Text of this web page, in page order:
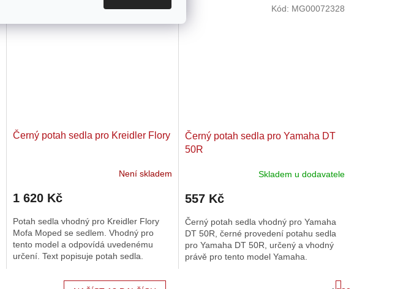
Černý potah sedla pro Kreidler Flory
Není skladem
1 620 Kč
Potah sedla vhodný pro Kreidler Flory
Mofa Moped se sedlem. Vhodný pro
tento model a odpovídá uvedenému
určení. Text popisuje potah sedla.
Kód:MG00007292
Černý potah sedla pro Yamaha DT
50R
Skladem u dodavatele
557 Kč
Černý potah sedla vhodný pro Yamaha
DT 50R, černé provedení potahu sedla
pro Yamaha DT 50R, určený a vhodný
právě pro tento model Yamaha.
Kód: MG00072328